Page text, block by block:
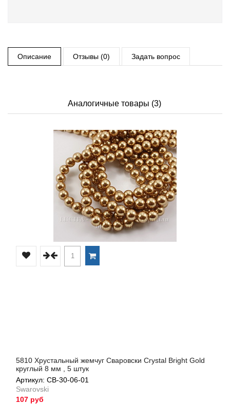
Описание Отзывы (0) Задать вопрос
Аналогичные товары (3)
5810 Хрустальный жемчуг Сваровски Crystal Bright Gold
круглый 8 мм , 5 штук
Артикул: СВ-30-06-01
Swarovski
107 руб